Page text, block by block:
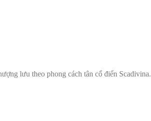
lưu theo phong cách tân cổ điển Scadivina.